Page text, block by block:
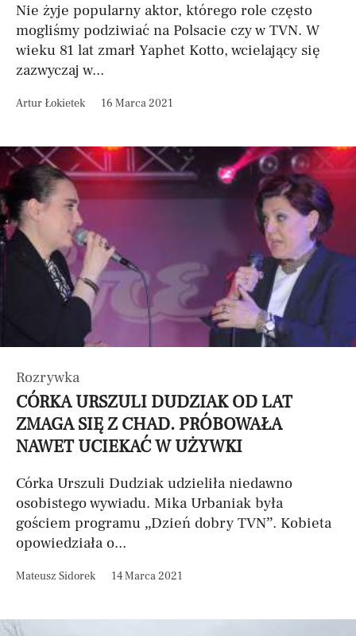
Nie żyje popularny aktor, którego role często
mogliśmy podziwiać na Polsacie czy w TVN. W
wieku 81 lat zmarł Yaphet Kotto, wcielający się
zazwyczaj w...
Artur Łokietek 16 Marca 2021
Rozrywka
CÓRKA URSZULI DUDZIAK OD LAT
ZMAGA SIĘ Z CHAD. PRÓBOWAŁA
NAWET UCIEKAĆ W UŻYWKI
Córka Urszuli Dudziak udzieliła niedawno
osobistego wywiadu. Mika Urbaniak była
gościem programu „Dzień dobry TVN”. Kobieta
opowiedziała o...
Mateusz Sidorek 14 Marca 2021